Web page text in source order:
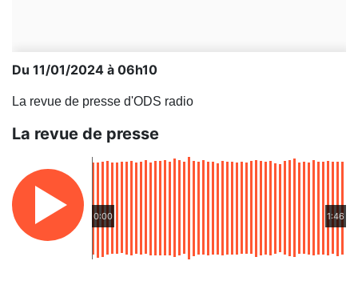
Du 11/01/2024 à 06h10
La revue de presse d'ODS radio
La revue de presse
0:00 1:46